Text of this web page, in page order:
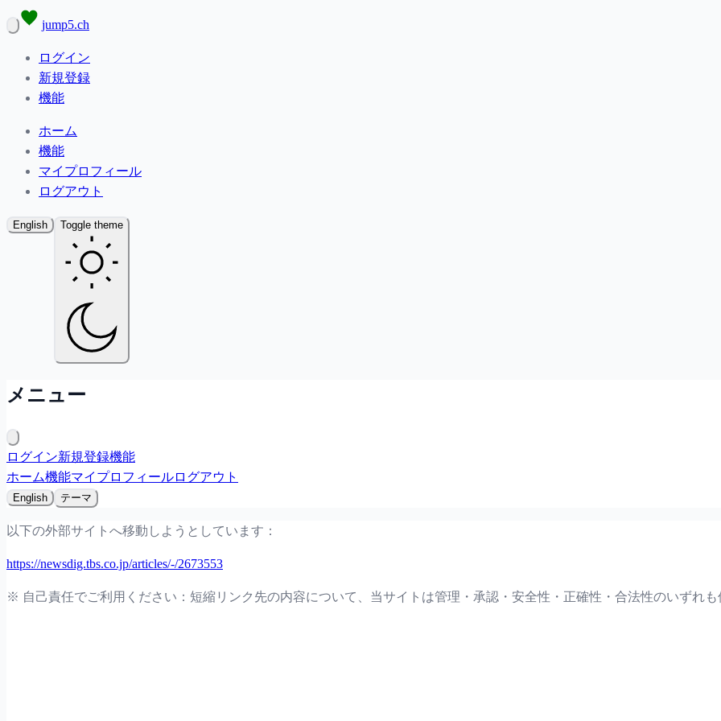
jump5.ch
ログイン
新規登録
機能
ホーム
機能
マイプロフィール
ログアウト
English Toggle theme
メニュー
ログイン新規登録機能
ホーム機能マイプロフィールログアウト
English テーマ
以下の外部サイトへ移動しようとしています：
https://newsdig.tbs.co.jp/articles/-/2673553
※ 自己責任でご利用ください：短縮リンク先の内容について、当サイトは管理・承認・安全性・正確性・合法性のいずれも